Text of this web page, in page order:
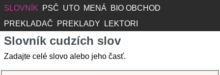
SLOVNÍK PSČ UTO MENÁ
BIO OBCHOD
PREKLADAČ
PREKLADY LEKTORI
Slovník cudzích slov
Zadajte celé slovo alebo jeho časť.